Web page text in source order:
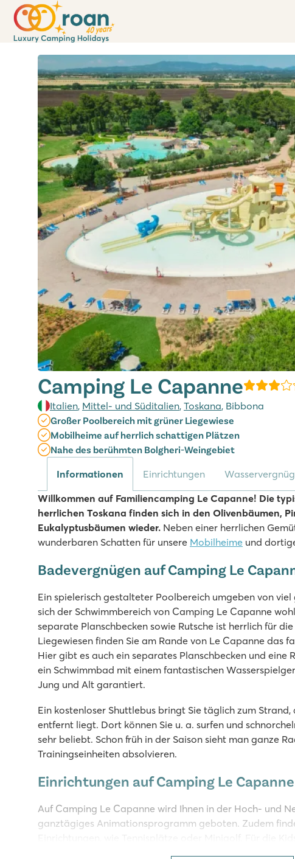
Camping Le Capanne
Italien, Mittel- und Süditalien, Toskana, Bibbona
Großer Poolbereich mit grüner Liegewiese
Mobilheime auf herrlich schattigen Plätzen
Nahe des berühmten Bolgheri-Weingebiet
Informationen Einrichtungen
Willkommen auf Familiencamping Le Capanne! Die
herrlichen Toskana finden sich in den Olivenbäumen,
Eukalyptusbäumen wieder. Neben einer herrlichen
wunderbaren Schatten für unsere Mobilheime und
Badevergnügen auf Camping Le
Ein spielerisch gestalteter Poolbereich umgeben von viel
sich der Schwimmbereich von Camping Le Capanne
separate Planschbecken sowie Rutsche ist herrlich für
Liegewiesen finden Sie am Rande von Le Capanne das
Hier gibt es auch ein separates Planschbecken und eine
ein Schwimmbad mit einem fantastischen
Jung und Alt garantiert.
Ein kostenloser Shuttlebus bringt Sie täglich zum
entfernt liegt. Dort können Sie u. a. surfen und
sehr beliebt. Schon früh in der Saison sieht man ganze
Trainingseinheiten absolvieren.
Einrichtungen auf Camping Le Capanne
Auf Camping Le Capanne wird Ihnen in der Hoch- und
ganztägiges Animationsprogramm geboten. Zudem